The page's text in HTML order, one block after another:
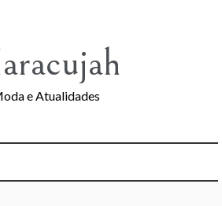
e Atualidades